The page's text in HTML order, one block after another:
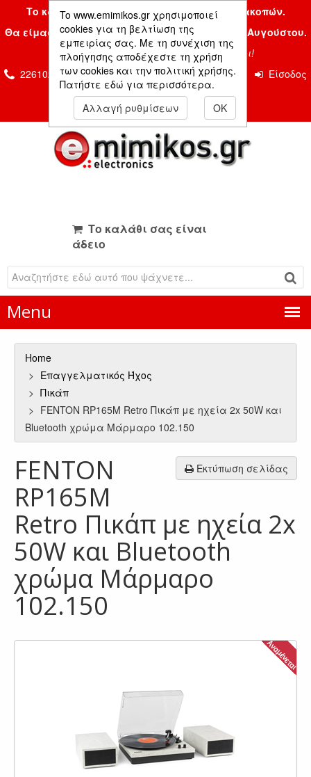
To www.emimikos.gr χρησιμοποιεί
cookies για τη βελτίωση της
εμπειρίας σας. Με τη συνέχιση της
πλοήγησης αποδέχεστε τη χρήση
των cookies και την πολιτική χρήσης.
Πατήστε εδώ για περισσότερα.
Αλλαγή ρυθμίσεων
OK
Το κατάστημα μας είναι κλειστό λόγω διακοπών.
Θα είμαστε και πάλι μαζί σας την Δευτέρα 24 Αυγούστου.
Σας ευχόμαστε ένα όμορφο καλοκαίρι!
2261026435 & 2261081666
Επικοινωνία
Είσοδος
Μέλους
Το καλάθι σας είναι
άδειο
Menu
Home
Επαγγελματικός Ήχος
Πικάπ
FENTON RP165M Retro Πικάπ με ηχεία 2x 50W και
Bluetooth χρώμα Μάρμαρο 102.150
Εκτύπωση σελίδας
FENTON
RP165M
Retro Πικάπ με ηχεία 2x
50W και Bluetooth
χρώμα Μάρμαρο
102.150